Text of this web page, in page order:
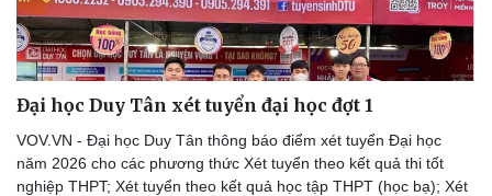
Đại học Duy Tân xét tuyển đại học đợt 1
VOV.VN - Đại học Duy Tân thông báo điểm xét tuyển Đại học
năm 2026 cho các phương thức Xét tuyển theo kết quả thi tốt
nghiệp THPT; Xét tuyển theo kết quả học tập THPT (học bạ); Xét